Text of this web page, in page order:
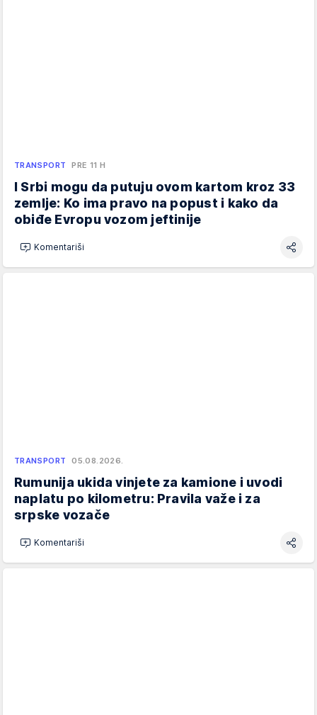
TRANSPORT PRE 11 H
I Srbi mogu da putuju ovom kartom kroz 33
zemlje: Ko ima pravo na popust i kako da
obiđe Evropu vozom jeftinije
Komentariši
TRANSPORT 05.08.2026.
Rumunija ukida vinjete za kamione i uvodi
naplatu po kilometru: Pravila važe i za
srpske vozače
Komentariši